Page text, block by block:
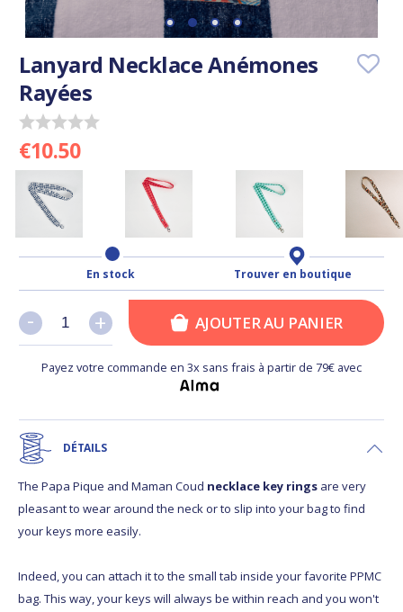
Lanyard Necklace Anémones
Rayées
€10.50
En stock Trouver en boutique
+
- +
- AJOUTER AU PANIER
Payez votre commande en 3x sans frais à partir de 79€ avec
DÉTAILS
The Papa Pique and Maman Coud necklace key rings are very
pleasant to wear around the neck or to slip into your bag to find
your keys more easily.
Indeed, you can attach it to the small tab inside your favorite PPMC
bag. This way, your keys will always be within reach and you won't